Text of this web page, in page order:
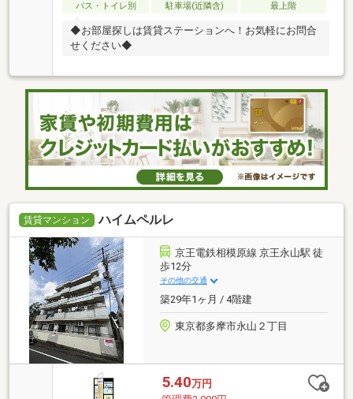
バス・トイレ別
駐車場(近隣含) 最上階
◆お部屋探しは賃貸ステーションへ！お気軽にお問合
せください◆
賃貸マンション ハイムペルレ
京王電鉄相模原線 京王永山駅 徒
歩12分
その他の交通
築29年1ヶ月 / 4階建
東京都多摩市永山２丁目
5.40万円